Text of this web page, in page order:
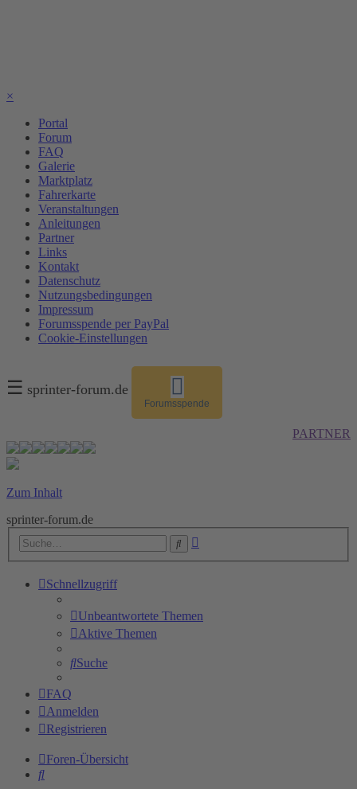
×
Portal
Forum
FAQ
Galerie
Marktplatz
Fahrerkarte
Veranstaltungen
Anleitungen
Partner
Links
Kontakt
Datenschutz
Nutzungsbedingungen
Impressum
Forumsspende per PayPal
Cookie-Einstellungen
☰ sprinter-forum.de
Forumsspende
PARTNER
Zum Inhalt
sprinter-forum.de
Suche
Schnellzugriff
Unbeantwortete Themen
Aktive Themen
Suche
FAQ
Anmelden
Registrieren
Foren-Übersicht
Suche